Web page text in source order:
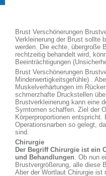
Brust Verschönerungen
Verkleinerung der Brust sollte
werden. Die echte, übergroße
rechtzeitig behandelt wird,
Beeinträchtigungen
Brust Verschönerungen
Minderwertigkeitsgefühle) .
Muskelverhärtungen im
schmerzhafte Druckstellen
Brustverkleinerung kann eine
Symtomen schaffen. Ziel der
Körperproportionen
Operationsnarben so gelegt,
sind.
Chirurgie
Der Begriff Chirurgie ist ein
und Behandlungen. Ob nun
Brustvergrößerung, alle diese
Aber der Wortlaut Chirurgie